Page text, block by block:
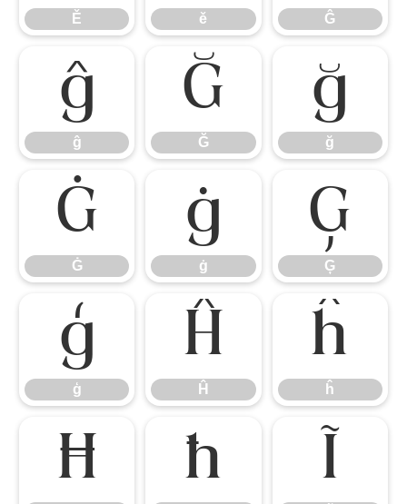
Ě ě Ĝ
ĝ
ĝ
Ğ
Ğ
ğ
ğ
Ġ
Ġ
ġ
ġ
Ģ
Ģ
ģ
ģ
Ĥ
Ĥ
ĥ
ĥ
Ħ ħ Ĩ